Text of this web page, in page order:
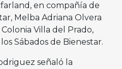
en compañía de
Melba Adriana Olvera
Villa del Prado,
Sábados de Bienestar.
señaló la